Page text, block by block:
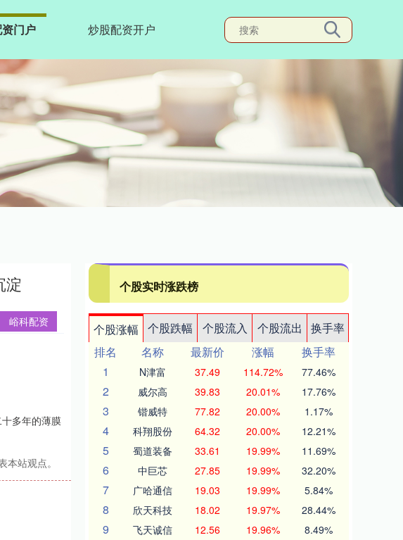
门户 炒股配资开户
淀
峪科配资
多年的薄膜
站观点。
个股实时涨跌榜
个股涨幅 个股跌幅 个股流入 个股流出
换手率
排名
名称 最新价 涨幅
换手率
1
N津富 37.49 114.72% 77.46%
2 威尔高 39.83 20.01% 17.76%
3 锴威特 77.82 20.00% 1.17%
4 科翔股份 64.32 20.00% 12.21%
5 蜀道装备 33.61 19.99% 11.69%
6 中巨芯 27.85 19.99% 32.20%
7 广哈通信 19.03 19.99% 5.84%
8 欣天科技 18.02 19.97% 28.44%
9 飞天诚信 12.56 19.96% 8.49%